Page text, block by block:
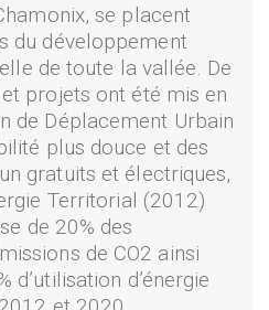
se placent
du développement
de toute la vallée. De
projets ont été mis en
de Déplacement Urbain
plus douce et des
gratuits et électriques,
Territorial (2012)
de 20% des
de CO2 ainsi
d’utilisation d’énergie